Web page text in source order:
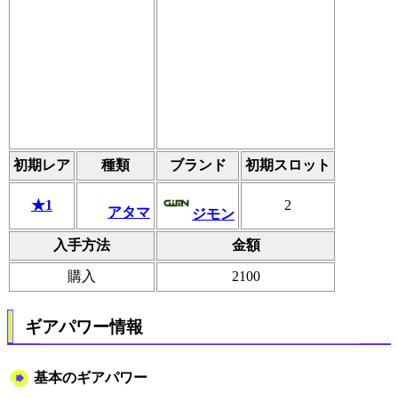
初期レア 種類 ブランド 初期スロット
★1 アタマ ジモン
2
入手方法 金額
購入 2100
ギアパワー情報
基本のギアパワー